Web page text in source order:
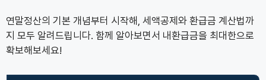
연말정산의 기본 개념부터 시작해, 세액공제와 환급금 계산법까
지 모두 알려드립니다. 함께 알아보면서 내환급금을 최대한으로
확보해보세요!